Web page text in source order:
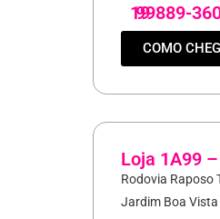
19
99889-
COMO
Loja 1A99
Rodovia Raposo
Jardim Boa